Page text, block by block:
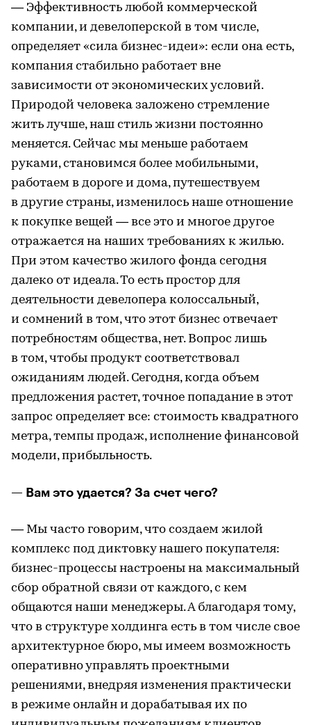
— Эффективность любой коммерческой
компании, и девелоперской в том числе,
определяет «сила бизнес-идеи»: если она есть,
компания стабильно работает вне
зависимости от экономических условий.
Природой человека заложено стремление
жить лучше, наш стиль жизни постоянно
меняется. Сейчас мы меньше работаем
руками, становимся более мобильными,
работаем в дороге и дома, путешествуем
в другие страны, изменилось наше отношение
к покупке вещей — все это и многое другое
отражается на наших требованиях к жилью.
При этом качество жилого фонда сегодня
далеко от идеала. То есть простор для
деятельности девелопера колоссальный,
и сомнений в том, что этот бизнес отвечает
потребностям общества, нет. Вопрос лишь
в том, чтобы продукт соответствовал
ожиданиям людей. Сегодня, когда объем
предложения растет, точное попадание в этот
запрос определяет все: стоимость квадратного
метра, темпы продаж, исполнение финансовой
модели, прибыльность.
— Вам это удается? За счет чего?
— Мы часто говорим, что создаем жилой
комплекс под диктовку нашего покупателя:
бизнес-процессы настроены на максимальный
сбор обратной связи от каждого, с кем
общаются наши менеджеры. А благодаря тому,
что в структуре холдинга есть в том числе свое
архитектурное бюро, мы имеем возможность
оперативно управлять проектными
решениями, внедряя изменения практически
в режиме онлайн и дорабатывая их по